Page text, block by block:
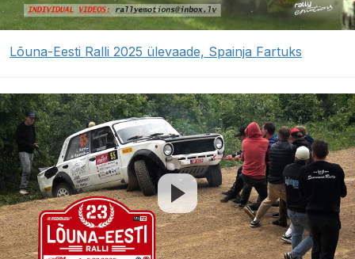
Lõuna-Eesti Ralli 2025 ülevaade, Spainja Fartuks